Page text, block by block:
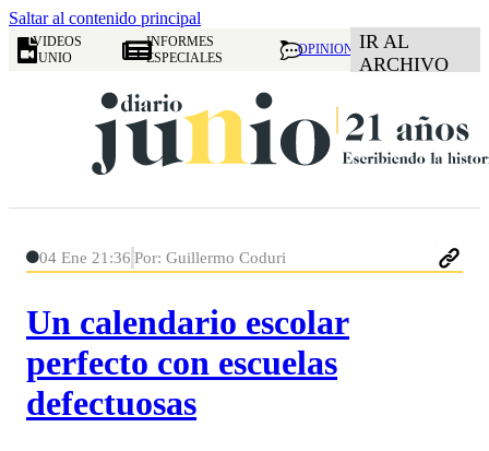
Saltar al contenido principal
VIDEOS
JUNIO
INFORMES
ESPECIALES
OPINION IR AL
ARCHIVO
04 Ene 21:36 Por: Guillermo Coduri
Un calendario escolar
perfecto con escuelas
defectuosas